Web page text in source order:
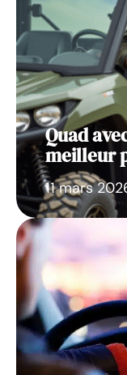
Quad
meilleur
11 mars